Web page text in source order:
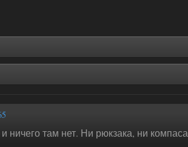
ничего там нет. Ни рюкзака, ни компаса